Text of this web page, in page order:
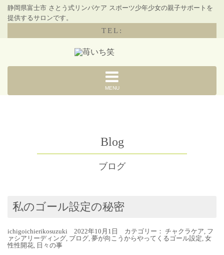
静岡県富士市 さとう式リンパケア スポーツ少年少女の親子サポートを
提供するサロンです。
TEL:
MENU
Blog
ブログ
私のゴール設定の秘密
ichigoichierikosuzuki 2022年10月1日 カテゴリー： チャクラケア, フ
ァシアリーディング, ブログ, 夢が向こうからやってくるゴール設定, 女
性性開花, 日々の事